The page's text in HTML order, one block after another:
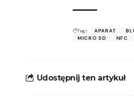
Tagi: APARAT
MICRO SD
NFC
Udostępnij ten artykuł